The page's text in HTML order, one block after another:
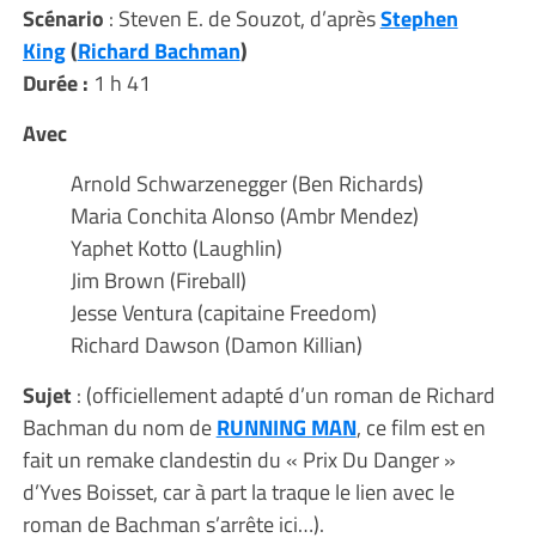
Scénario : Steven E. de Souzot, d’aprèsStephen
King(Richard Bachman)
Durée : 1 h 41
Avec
Arnold Schwarzenegger (Ben Richards)
Maria Conchita Alonso (Ambr Mendez)
Yaphet Kotto (Laughlin)
Jim Brown (Fireball)
Jesse Ventura (capitaine Freedom)
Richard Dawson (Damon Killian)
Sujet : (officiellement adapté d’un roman de Richard
Bachman du nom deRUNNING MAN, ce film est en
fait un remake clandestin du « Prix Du Danger »
d’Yves Boisset, car à part la traque le lien avec le
roman de Bachman s’arrête ici…).